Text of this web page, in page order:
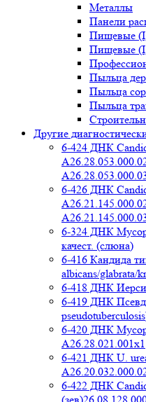
Металлы
Панели
Пищевые
Пищевые
Пыльца
Пыльца
Пыльца
Другие
6-424 ДНК
6-426 ДНК
6-324 ДНК
качест. (слюна)
6-416 Кандида
albicans/glabrata/
6-418 ДНК
6-419 ДНК
6-420 ДНК
A26.28.021.001x1
6-421 ДНК U.
6-422 ДНК